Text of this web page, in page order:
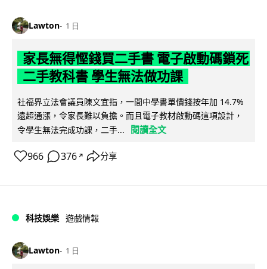
Lawton 1 日
家長無得慳錢買二手書 電子啟動碼鎖死
二手教科書 學生無法做功課
社福界立法會議員陳文宜指，一間中學書單價錢按年加 14.7%
遠超通漲，令家長難以負擔。而且電子教材啟動碼這項設計，
令學生無法完成功課，二手...
閱讀全文
966 376 ↗ 分享
科技娛樂 遊戲情報
Lawton 1 日